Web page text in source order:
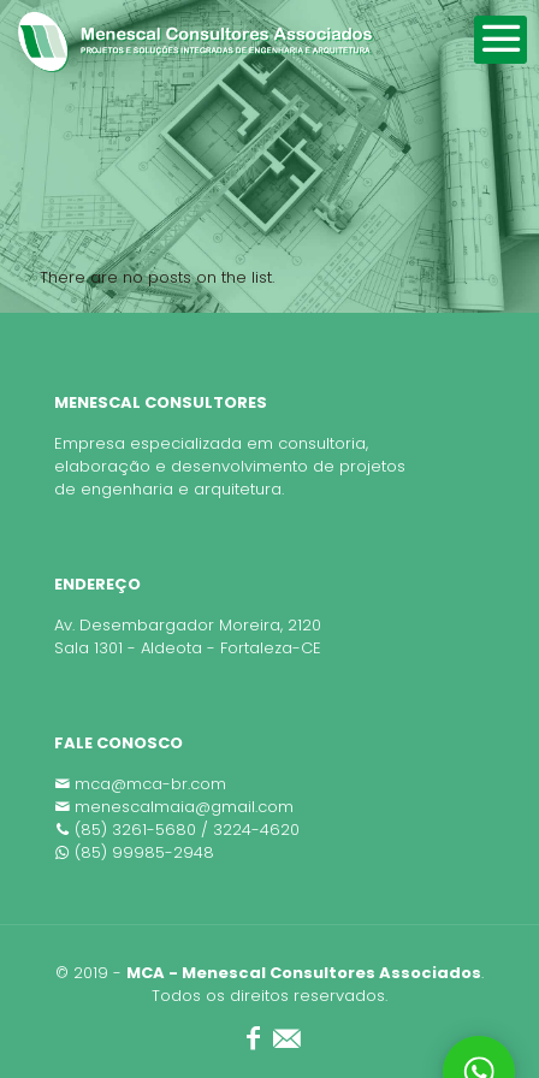
There are no posts on the list.
MENESCAL CONSULTORES
Empresa especializada em consultoria,
elaboração e desenvolvimento de projetos
de engenharia e arquitetura.
ENDEREÇO
Av. Desembargador Moreira, 2120
Sala 1301 - Aldeota - Fortaleza-CE
FALE CONOSCO
mca@mca-br.com
menescalmaia@gmail.com
(85) 3261-5680 / 3224-4620
(85) 99985-2948
© 2019 - MCA - Menescal Consultores Associados.
Todos os direitos reservados.